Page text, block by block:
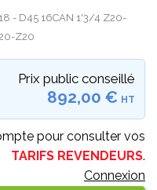
- D45 16CAN 1'3/4 Z20-
Z20
Prix public conseillé
892,00 € HT
pour consulter vos
TARIFS REVENDEURS.
Connexion